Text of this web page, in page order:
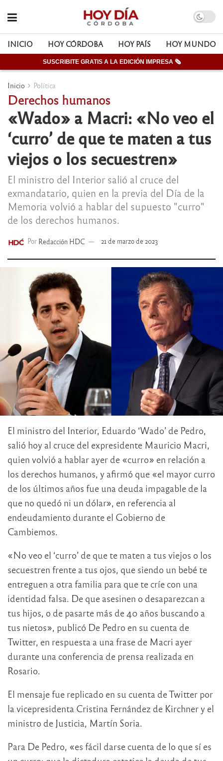
INICIO HOY CÓRDOBA HOY PAÍS HOY MUNDO
SUSCRIBITE GRATIS A LA EDICIÓN IMPRESA 🗞
Inicio Política
Derechos humanos
«Wado» a Macri: «No veo el
‘curro’ de que te maten a tus
viejos o los secuestren»
El ministro del Interior salió al cruce del
exmandatario, quien en la previa del Día de la
Memoria volvió a hablar del supuesto "curro"
de los derechos humanos.
Por Redacción HDC 21 de marzo de 2023
El ministro del Interior, Eduardo ‘Wado’ de Pedro,
salió hoy al cruce del expresidente Mauricio Macri,
quien volvió a hablar ayer de «curro» en relación a
los derechos humanos, y afirmó que «el mayor curro
de los últimos años fue una deuda impagable de la
que no quedó ni un dólar», en referencia al
endeudamiento durante el Gobierno de
Cambiemos.
«No veo el ‘curro’ de que te maten a tus viejos o los
secuestren frente a tus ojos, que siendo un bebé te
entreguen a otra familia para que te críe con una
identidad falsa. De que asesinen o desaparezcan a
tus hijos, o de pasarte más de 40 años buscando a
tus nietos», publicó De Pedro en su cuenta de
Twitter, en respuesta a una frase de Macri ayer
durante una conferencia de prensa realizada en
Rosario.
El mensaje fue replicado en su cuenta de Twitter por
la vicepresidenta Cristina Fernández de Kirchner y el
ministro de Justicia, Martín Soria.
Para De Pedro, «es fácil darse cuenta de lo que sí es